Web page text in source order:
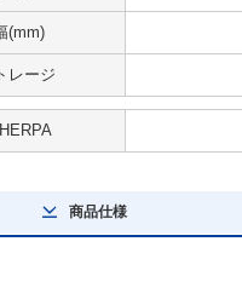
(mm)
レージ
商品仕様